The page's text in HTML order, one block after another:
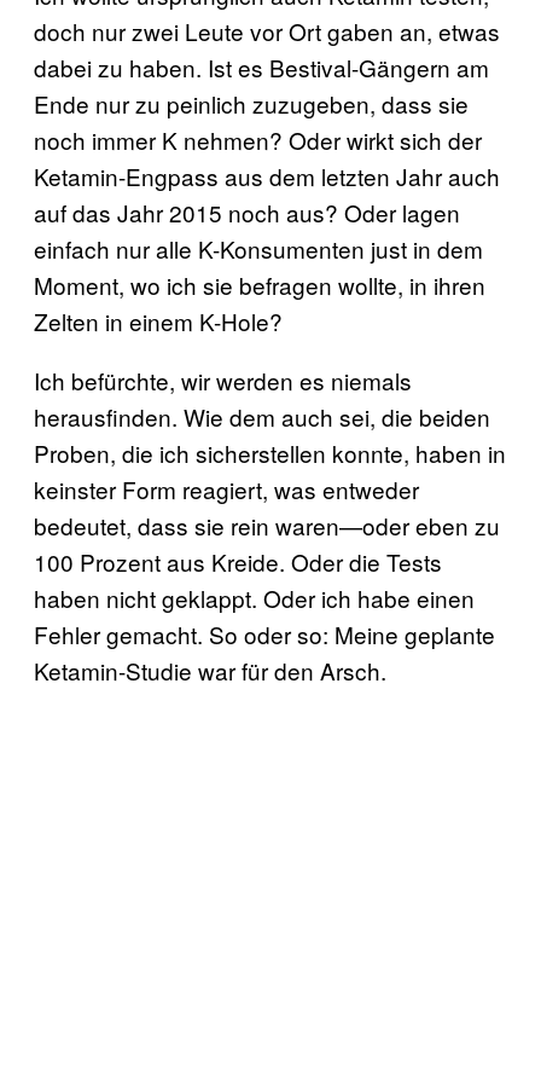
doch nur zwei Leute vor Ort gaben an, etwas
dabei zu haben. Ist es Bestival-Gängern am
Ende nur zu peinlich zuzugeben, dass sie
noch immer K nehmen? Oder wirkt sich der
Ketamin-Engpass aus dem letzten Jahr auch
auf das Jahr 2015 noch aus? Oder lagen
einfach nur alle K-Konsumenten just in dem
Moment, wo ich sie befragen wollte, in ihren
Zelten in einem K-Hole?
Ich befürchte, wir werden es niemals
herausfinden. Wie dem auch sei, die beiden
Proben, die ich sicherstellen konnte, haben in
keinster Form reagiert, was entweder
bedeutet, dass sie rein waren—oder eben zu
100 Prozent aus Kreide. Oder die Tests
haben nicht geklappt. Oder ich habe einen
Fehler gemacht. So oder so: Meine geplante
Ketamin-Studie war für den Arsch.